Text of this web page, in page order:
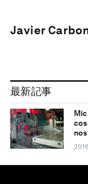
Javier
最新記事